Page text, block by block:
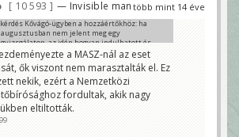
több mint 14 éve
10 593 — Invisible man
Kővágó-ügyben a hozzáértőkhöz: ha
nem jelent meg egy
az idén hogyan indulhatott és
harmadik az EB-n?a MASZ-nál az eset
ők viszont nem marasztalták el. Ez
nekik, ezért a Nemzetközi
fordultak, akik nagy
eltiltották.